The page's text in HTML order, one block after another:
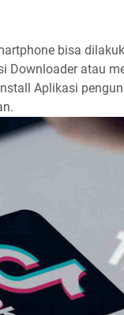
bisa
Downloader atau
Aplikasi